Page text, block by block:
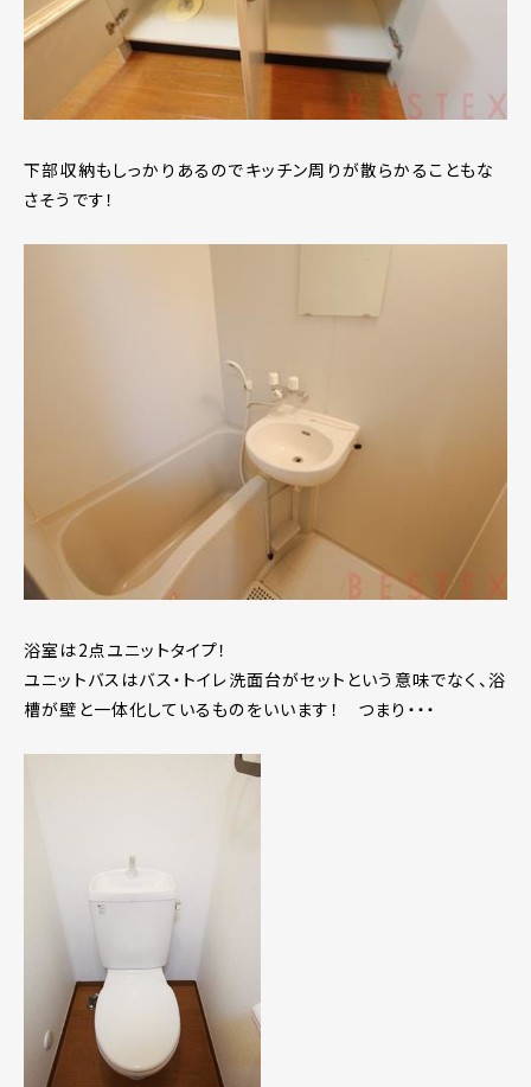
下部収納もしっかりあるのでキッチン周りが散らかることもな
さそうです！
浴室は2点ユニットタイプ！
ユニットバスはバス・トイレ洗面台がセットという意味でなく、浴
槽が壁と一体化しているものをいいます！ つまり・・・